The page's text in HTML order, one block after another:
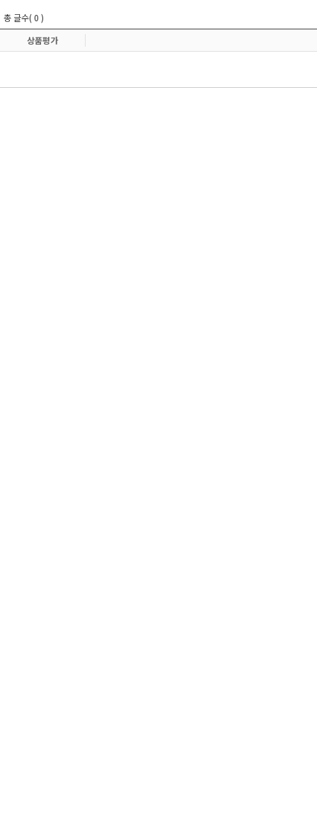
총 글수( 0 )
상품평가